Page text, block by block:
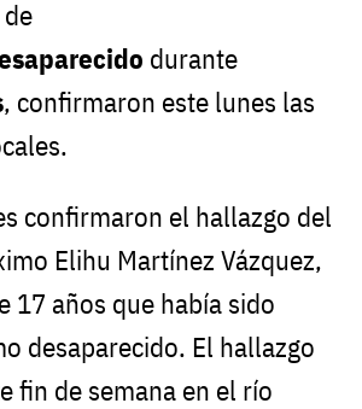
durante
, confirmaron este lunes las
confirmaron el hallazgo del
Elihu Martínez Vázquez,
17 años que había sido
desaparecido. El hallazgo
fin de semana en el río